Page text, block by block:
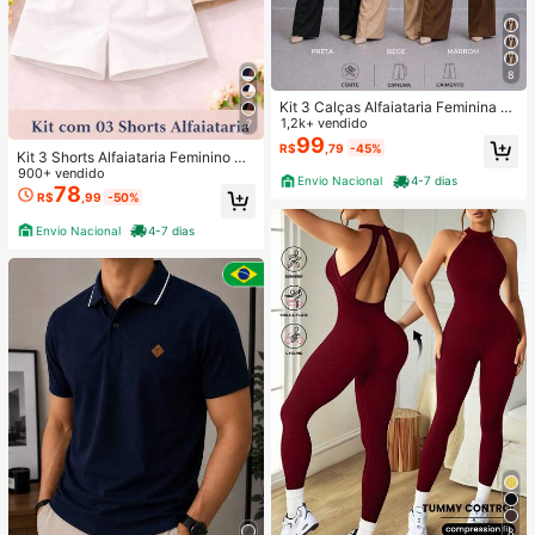
7
Kit 3 Shorts Alfaiataria Feminino Ci
ntura Alta Com Cinto Elegante
900+ vendido
R$78 ,99 -50%
Envio Nacional 4-7 dias
8
Kit 3 Calças Alfaiataria Feminina C
om Cinto
1,2k+ vendido
R$99 ,79 -45%
Envio Nacional 4-7 dias
8